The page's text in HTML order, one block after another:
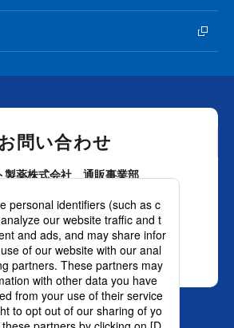
問い合わせ
製薬株式会社 通販事業部
880-610
：9時～21時 日祝：9時～18時
（年末年始を除く）
違いのないようご注意ください。
SNS オフィシャルアカウント